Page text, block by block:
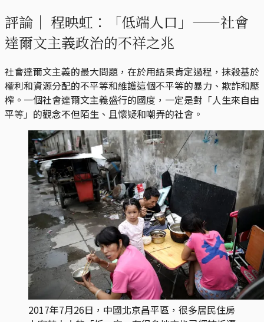
評論｜ 程映虹：「低端人口」——社會
達爾文主義政治的不祥之兆
社會達爾文主義的最大問題，在於用結果肯定過程，抹殺基於
權利和資源分配的不平等和維護這個不平等的暴力、欺詐和壓
榨。一個社會達爾文主義盛行的國度，一定是對「人生來自由
平等」的觀念不但陌生、且懷疑和嘲弄的社會。
2017年7月26日，中國北京昌平區，很多居民住房